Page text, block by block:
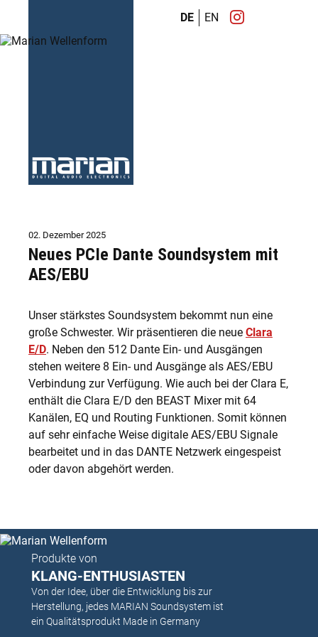
DE EN
02. Dezember 2025
Neues PCIe Dante Soundsystem mit
AES/EBU
Unser stärkstes Soundsystem bekommt nun eine
große Schwester. Wir präsentieren die neue Clara
E/D. Neben den 512 Dante Ein- und Ausgängen
stehen weitere 8 Ein- und Ausgänge als AES/EBU
Verbindung zur Verfügung. Wie auch bei der Clara E,
enthält die Clara E/D den BEAST Mixer mit 64
Kanälen, EQ und Routing Funktionen. Somit können
auf sehr einfache Weise digitale AES/EBU Signale
bearbeitet und in das DANTE Netzwerk eingespeist
oder davon abgehört werden.
Produkte von
KLANG-ENTHUSIASTEN
Von der Idee, über die Entwicklung bis zur
Herstellung, jedes MARIAN Soundsystem ist
ein Qualitätsprodukt Made in Germany